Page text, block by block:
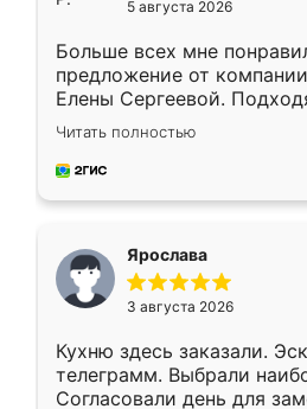
5 августа 2026
Больше всех мне
предложение от
Елены Сергеевой.
короткие сроки
для замера сотрудник
предложил по моему
Читать полностью
Ярослава
3 августа 2026
Кухню здесь заказали.
телеграмм. Выбрали
Согласовали день для